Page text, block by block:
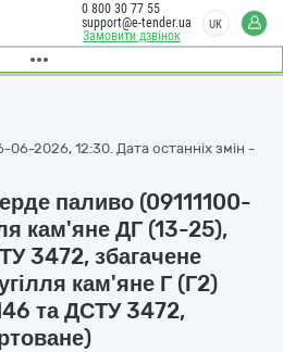
Замовити дзвінок
0 800 30 77 55
support@e-tender.ua
UK
2026, 12:30. Дата останніх змін -
паливо (09111100-
кам'яне ДГ (13-25),
3472, збагачене
кам'яне Г (Г2)
та ДСТУ 3472,